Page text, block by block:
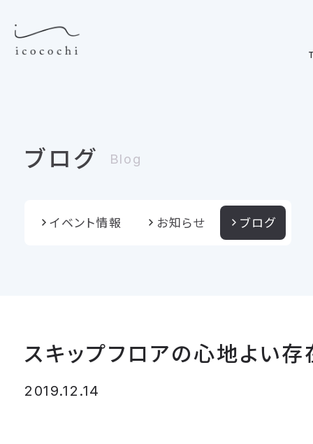
ブログ Blog
イベント情報 お知らせ ブログ
スキップフロアの心地よい存
2019.12.14